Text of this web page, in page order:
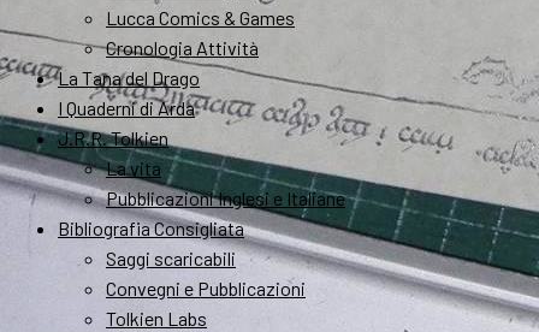
Lucca Comics & Games
Cronologia Attività
La Tana del Drago
I Quaderni di Arda
J.R.R. Tolkien
La vita
Pubblicazioni Inglesi e Italiane
Bibliografia Consigliata
Saggi scaricabili
Convegni e Pubblicazioni
Tolkien Labs